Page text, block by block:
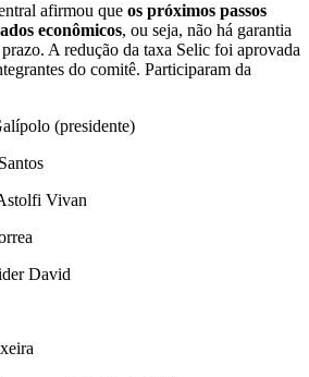
afirmou que os próximos passos
econômicos, ou seja, não há garantia
A redução da taxa Selic foi aprovada
do comitê. Participaram da
(presidente)
Vivan
David